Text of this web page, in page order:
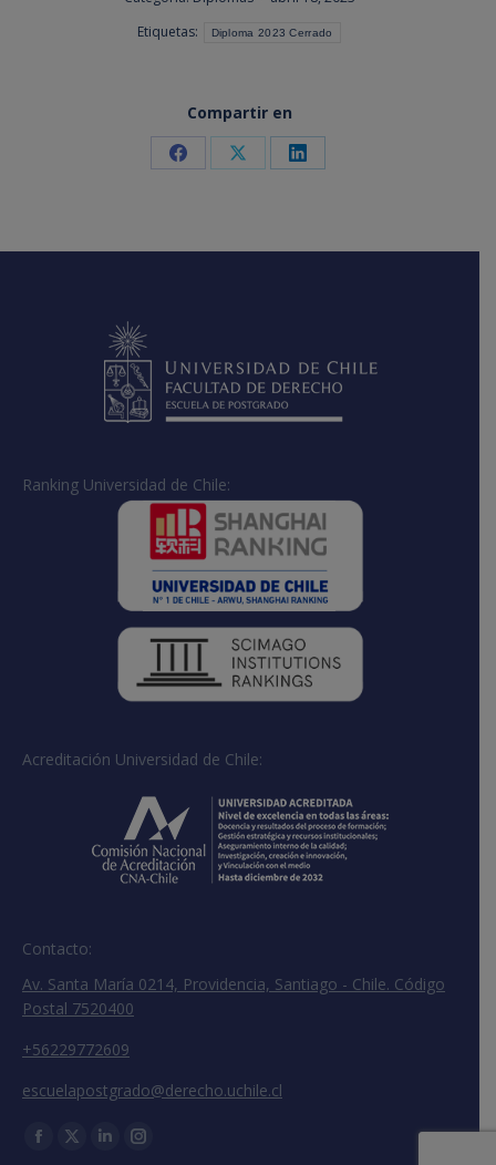
Etiquetas:
Diploma 2023 Cerrado
Compartir en
Share Share Share
Ranking Universidad de Chile:
Acreditación Universidad de Chile:
Contacto:
Av. Santa María 0214, Providencia, Santiago - Chile. Código
Postal 7520400
+56229772609
escuelapostgrado@derecho.uchile.cl
Encuéntranos en:
Facebook
X LinkedinInstagram